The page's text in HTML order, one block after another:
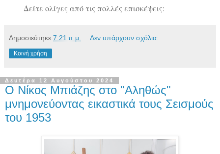
Δείτε ολίγες από τις πολλές επισκέψεις:
Δημοσιεύτηκε 7:21 π.μ. Δεν υπάρχουν σχόλια:
Κοινή χρήση
Δευτέρα 12 Αυγούστου 2024
Ο Νίκος Μπιάζης στο "Αληθώς"
μνημονεύοντας εικαστικά τους Σεισμούς
του 1953